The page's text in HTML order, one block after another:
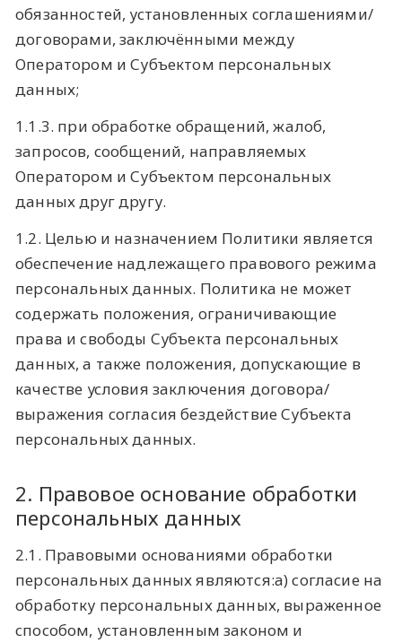
обязанностей, установленных соглашениями/
договорами, заключёнными между
Оператором и Субъектом персональных
данных;
1.1.3. при обработке обращений, жалоб,
запросов, сообщений, направляемых
Оператором и Субъектом персональных
данных друг другу.
1.2. Целью и назначением Политики является
обеспечение надлежащего правового режима
персональных данных. Политика не может
содержать положения, ограничивающие
права и свободы Субъекта персональных
данных, а также положения, допускающие в
качестве условия заключения договора/
выражения согласия бездействие Субъекта
персональных данных.
2. Правовое основание обработки
персональных данных
2.1. Правовыми основаниями обработки
персональных данных являются:а) согласие на
обработку персональных данных, выраженное
способом, установленным законом и